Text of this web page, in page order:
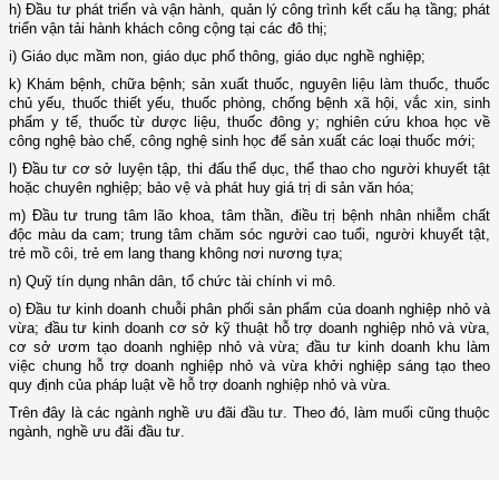
h) Đầu tư phát triển và vận hành, quản lý công trình kết cấu hạ tầng; phát
triển vận tải hành khách công cộng tại các đô thị;
i) Giáo dục mầm non, giáo dục phổ thông, giáo dục nghề nghiệp;
k) Khám bệnh, chữa bệnh; sản xuất thuốc, nguyên liệu làm thuốc, thuốc
chủ yếu, thuốc thiết yếu, thuốc phòng, chống bệnh xã hội, vắc xin, sinh
phẩm y tế, thuốc từ dược liệu, thuốc đông y; nghiên cứu khoa học về
công nghệ bào chế, công nghệ sinh học để sản xuất các loại thuốc mới;
l) Đầu tư cơ sở luyện tập, thi đấu thể dục, thể thao cho người khuyết tật
hoặc chuyên nghiệp; bảo vệ và phát huy giá trị di sản văn hóa;
m) Đầu tư trung tâm lão khoa, tâm thần, điều trị bệnh nhân nhiễm chất
độc màu da cam; trung tâm chăm sóc người cao tuổi, người khuyết tật,
trẻ mồ côi, trẻ em lang thang không nơi nương tựa;
n) Quỹ tín dụng nhân dân, tổ chức tài chính vi mô.
o) Đầu tư kinh doanh chuỗi phân phối sản phẩm của doanh nghiệp nhỏ và
vừa; đầu tư kinh doanh cơ sở kỹ thuật hỗ trợ doanh nghiệp nhỏ và vừa,
cơ sở ươm tạo doanh nghiệp nhỏ và vừa; đầu tư kinh doanh khu làm
việc chung hỗ trợ doanh nghiệp nhỏ và vừa khởi nghiệp sáng tạo theo
quy định của pháp luật về hỗ trợ doanh nghiệp nhỏ và vừa.
Trên đây là các ngành nghề ưu đãi đầu tư. Theo đó, làm muối cũng thuộc
ngành, nghề ưu đãi đầu tư.